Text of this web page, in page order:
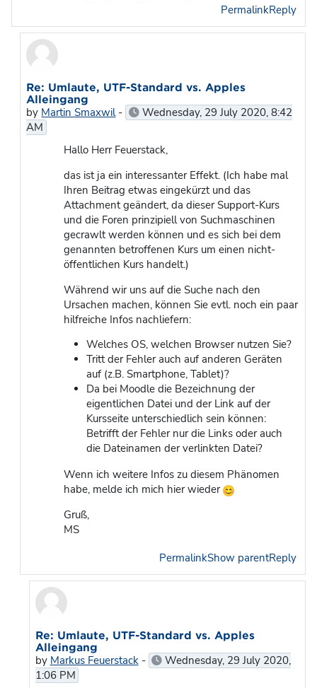
PermalinkReply
Re: Umlaute, UTF-Standard vs. Apples
Alleingang
by Martin Smaxwil-
Wednesday, 29 July 2020, 8:42
AM
Hallo Herr Feuerstack,
das ist ja ein interessanter Effekt. (Ich habe mal
Ihren Beitrag etwas eingekürzt und das
Attachment geändert, da dieser Support-Kurs
und die Foren prinzipiell von Suchmaschinen
gecrawlt werden können und es sich bei dem
genannten betroffenen Kurs um einen nicht-
öffentlichen Kurs handelt.)
Während wir uns auf die Suche nach den
Ursachen machen, können Sie evtl. noch ein paar
hilfreiche Infos nachliefern:
Welches OS, welchen Browser nutzen Sie?
Tritt der Fehler auch auf anderen Geräten
auf (z.B. Smartphone, Tablet)?
Da bei Moodle die Bezeichnung der
eigentlichen Datei und der Link auf der
Kursseite unterschiedlich sein können:
Betrifft der Fehler nur die Links oder auch
die Dateinamen der verlinkten Datei?
Wenn ich weitere Infos zu diesem Phänomen
habe, melde ich mich hier wieder
Gruß,
MS
PermalinkShow parentReply
Re: Umlaute, UTF-Standard vs. Apples
Alleingang
by Markus Feuerstack-
Wednesday, 29 July 2020,
1:06 PM